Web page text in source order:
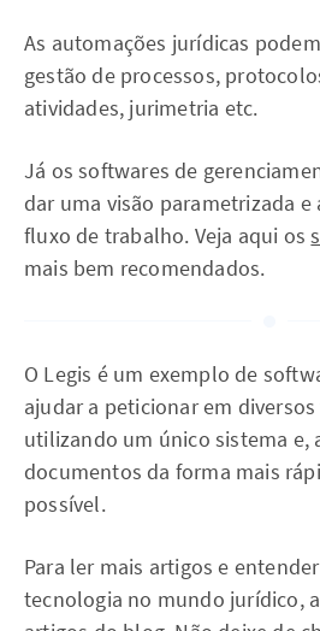
As automações jurídicas
gestão de processos,
atividades, jurimetria etc.
Já os softwares de
dar uma visão parametrizada e
fluxo de trabalho. Veja aqui os
mais bem recomendados.
O Legis é um exemplo de
ajudar a peticionar em
utilizando um único sistema e,
documentos da forma mais
possível.
Para ler mais artigos e
tecnologia no mundo jurídico,